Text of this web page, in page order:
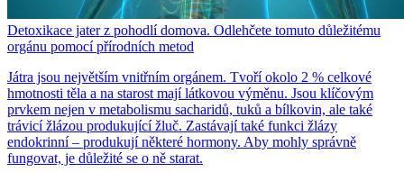
Detoxikace jater z pohodlí domova. Odlehčete tomuto důležitému
orgánu pomocí přírodních metod
Játra jsou největším vnitřním orgánem. Tvoří okolo 2 % celkové
hmotnosti těla a na starost mají látkovou výměnu. Jsou klíčovým
prvkem nejen v metabolismu sacharidů, tuků a bílkovin, ale také
trávicí žlázou produkující žluč. Zastávají také funkci žlázy
endokrinní – produkují některé hormony. Aby mohly správně
fungovat, je důležité se o ně starat.